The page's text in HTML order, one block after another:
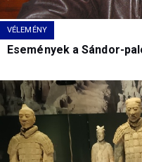
VÉLEMÉNY
Események a Sándor-